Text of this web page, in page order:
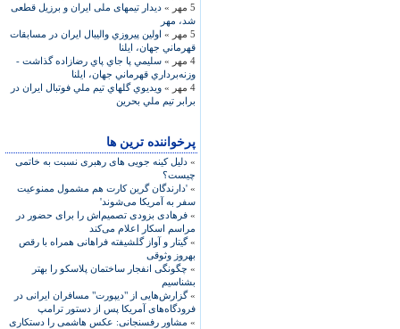
5 مهر »
دیدار تیمهای ملی ایران و برزیل قطعی
شد، مهر
5 مهر »
اولين پيروزي واليبال ايران در مسابقات
قهرماني جهان، ایلنا
4 مهر »
سليمي پا جاي پاي رضازاده گذاشت -
وزنه‌برداري قهرماني جهان، ایلنا
4 مهر »
ويديوي گلهاي تيم ملي فوتبال ايران در
برابر تيم ملي بحرين
پرخواننده ترین ها
» دلیل کینه جویی های رهبری نسبت به خاتمی
چیست؟
» 'دارندگان گرین کارت هم مشمول ممنوعیت
سفر به آمریکا می‌شوند'
» فرهادی بزودی تصمیم‌اش را برای حضور در
مراسم اسکار اعلام می‌کند
»گیتار و آواز گلشیفته فراهانی همراه با رقص
بهروز وثوقی
» چگونگی انفجار ساختمان پلاسکو را بهتر
بشناسیم
»گزارش‌هایی از "دیپورت" مسافران ایرانی در
فرودگاه‌های آمریکا پس از دستور ترامپ
» مشاور رفسنجانی: عکس هاشمی را دستکاری